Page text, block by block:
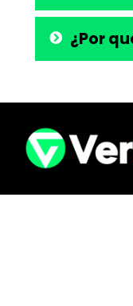
¿Por